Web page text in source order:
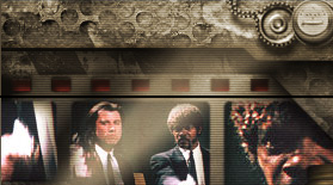
Hyppää pääsisältöön